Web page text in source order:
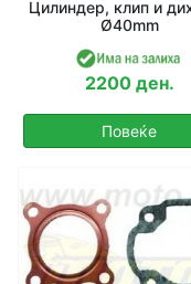
Цилиндер, клип и
Ø40mm
2200 ден.
Повеќе